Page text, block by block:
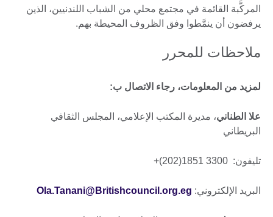
المركَّبة القائمة في مجتمع محلي من الشباب اللندنيين، الذين
يرفضون أن ينمَّطوا وفق الظروف المحيطة بهم.
ملاحظات للمحرر
لمزيد من المعلومات، رجاء الاتصال ب:
علا الطناني، مديرة المكتب الإعلامي، المجلس الثقافي
البريطاني
تليفون: 3300 1851(202)+
البريد الإلكتروني: Ola.Tanani@Britishcouncil.org.eg